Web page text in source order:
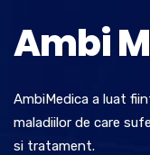
Ambi
AmbiMedica a luat
maladiilor de care
si tratament.